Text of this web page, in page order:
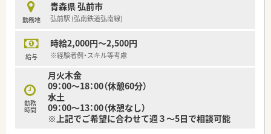
勤務地
青森県 弘前市
弘前駅 (弘南鉄道弘南線)
給与
時給2,000円～2,500円
※経験者例・スキル等考慮
勤務
時間
月火木金
09：00～18：00（休憩60分）
水土
09：00～13：00（休憩なし）
※上記でご希望に合わせて週３～5日で相談可能